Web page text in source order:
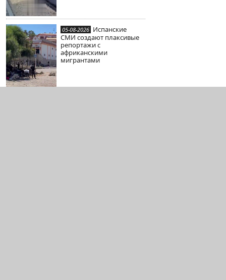
05-08-2026 Испанские
СМИ создают плаксивые
репортажи с
африканскими
мигрантами